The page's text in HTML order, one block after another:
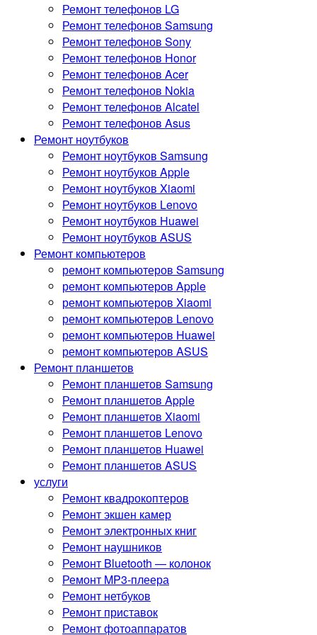
Ремонт телефонов LG
Ремонт телефонов Samsung
Ремонт телефонов Sony
Ремонт телефонов Honor
Ремонт телефонов Acer
Ремонт телефонов Nokia
Ремонт телефонов Alcatel
Ремонт телефонов Asus
Ремонт ноутбуков
Ремонт ноутбуков Samsung
Ремонт ноутбуков Apple
Ремонт ноутбуков Xiaomi
Ремонт ноутбуков Lenovo
Ремонт ноутбуков Huawei
Ремонт ноутбуков ASUS
Ремонт компьютеров
ремонт компьютеров Samsung
ремонт компьютеров Apple
ремонт компьютеров Xiaomi
ремонт компьютеров Lenovo
ремонт компьютеров Huawei
ремонт компьютеров ASUS
Ремонт планшетов
Ремонт планшетов Samsung
Ремонт планшетов Apple
Ремонт планшетов Xiaomi
Ремонт планшетов Lenovo
Ремонт планшетов Huawei
Ремонт планшетов ASUS
услуги
Ремонт квадрокоптеров
Ремонт экшен камер
Ремонт электронных книг
Ремонт наушников
Ремонт Bluetooth — колонок
Ремонт MP3-плеера
Ремонт нетбуков
Ремонт приставок
Ремонт фотоаппаратов